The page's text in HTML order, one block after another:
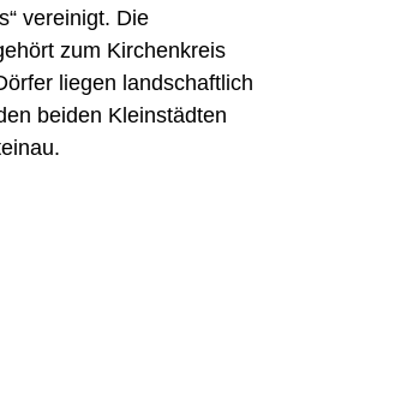
vereinigt. Die
zum Kirchenkreis
liegen landschaftlich
beiden Kleinstädten